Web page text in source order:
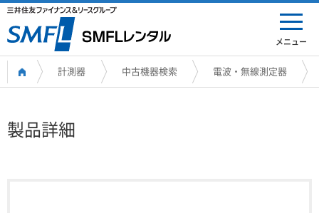
メニュー
計測器 中古機器検索 電波・無線測定器
製品詳細